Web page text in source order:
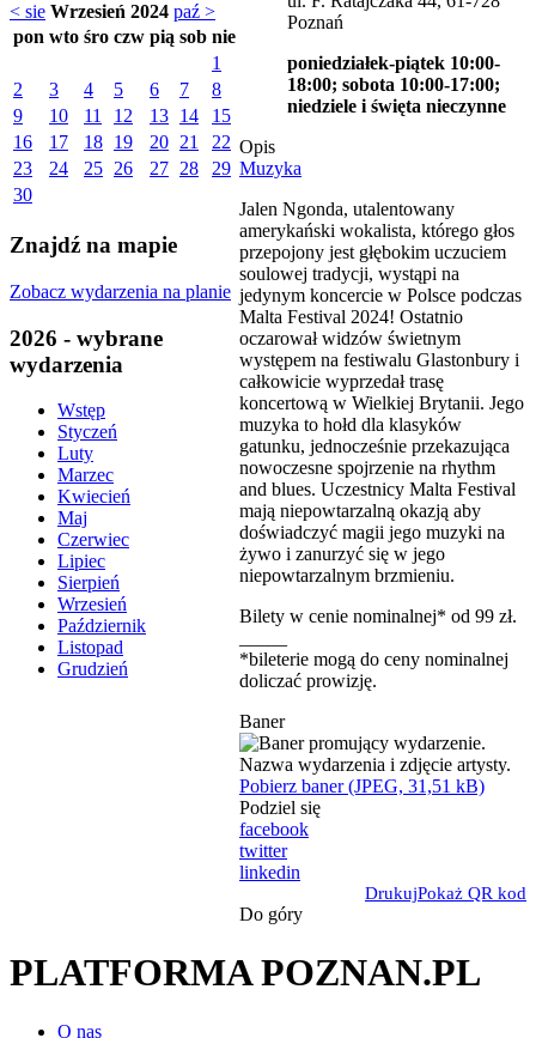
< sie Wrzesień 2024 paź >
pon wto śro czw pią sob nie
1
2
3 4 5 6 7
8
9
10 11 12 13 14
15
16
17 18 19 20 21
22
23
24 25 26 27 28
29
30
Znajdź na mapie
Zobacz wydarzenia na planie
2026 - wybrane
wydarzenia
Wstęp
Styczeń
Luty
Marzec
Kwiecień
Maj
Czerwiec
Lipiec
Sierpień
Wrzesień
Październik
Listopad
Grudzień
Poznań
poniedziałek-piątek 10:00-
18:00; sobota 10:00-17:00;
niedziele i święta nieczynne
Opis
Muzyka
Jalen Ngonda, utalentowany
amerykański wokalista, którego głos
przepojony jest głębokim uczuciem
soulowej tradycji, wystąpi na
jedynym koncercie w Polsce podczas
Malta Festival 2024! Ostatnio
oczarował widzów świetnym
występem na festiwalu Glastonbury i
całkowicie wyprzedał trasę
koncertową w Wielkiej Brytanii. Jego
muzyka to hołd dla klasyków
gatunku, jednocześnie przekazująca
nowoczesne spojrzenie na rhythm
and blues. Uczestnicy Malta Festival
mają niepowtarzalną okazją aby
doświadczyć magii jego muzyki na
żywo i zanurzyć się w jego
niepowtarzalnym brzmieniu.
Bilety w cenie nominalnej* od 99 zł.
*bileterie mogą do ceny nominalnej
doliczać prowizję.
Baner
Pobierz baner (JPEG, 31,51 kB)
Podziel się
facebook
twitter
linkedin
DrukujPokaż QR kod
Do góry
PLATFORMA POZNAN.PL
O nas